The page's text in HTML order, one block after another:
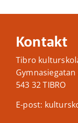
Kontakt
Tibro
Gymnasiegatan
543 32 TIBRO
E-post: